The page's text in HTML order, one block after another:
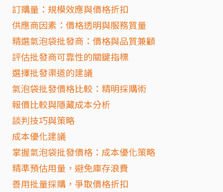
訂購量：規模效應與價格折扣
供應商因素：價格透明與服務質量
精選氣泡袋批發商：價格與品質兼顧
評估批發商可靠性的關鍵指標
選擇批發渠道的建議
氣泡袋批發價格比較：精明採購術
報價比較與隱藏成本分析
談判技巧與策略
成本優化建議
掌握氣泡袋批發價格：成本優化策略
精準預估用量，避免庫存浪費
善用批量採購，爭取價格折扣